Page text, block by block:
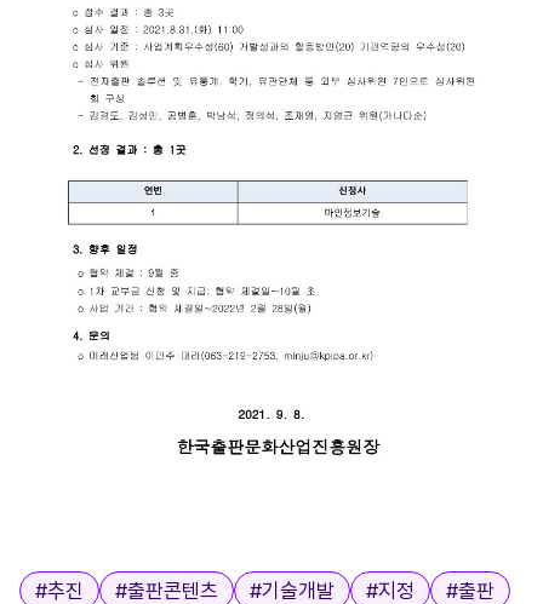
태그
#추진 #출판콘텐츠 #기술개발 #지정 #출판